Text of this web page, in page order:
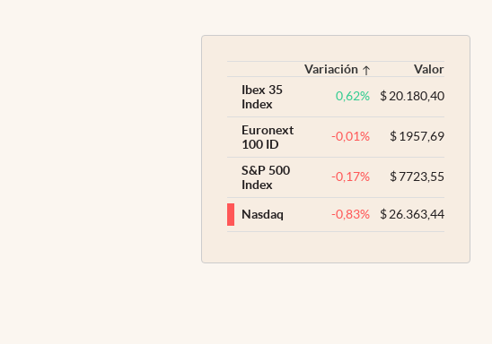
Variación
Valor
Ibex 35
Index
0,62% $20.180,40
Euronext
100 ID
-0,01% $1957,69
S&P 500
Index
-0,17% $7723,55
Nasdaq -0,83% $26.363,44